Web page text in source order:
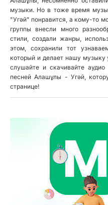
музыки. Но в тоже время
"Угәй" понравится, а кому-то
группы внесли много
стили, создали жанры,
этом, сохранили тот
который и делает нашу
слушайте и скачивайте
песней Алашұлы - Угәй,
странице!